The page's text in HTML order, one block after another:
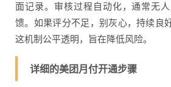
面记录。审核过程自动化，通常无
馈。如果评分不足，别灰心，持续良
这机制公平透明，旨在降低风险。
详细的美团月付开通步骤